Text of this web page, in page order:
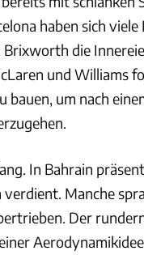
haben sich
die
und Williams
um nach
In Bahrain
Manche
Der